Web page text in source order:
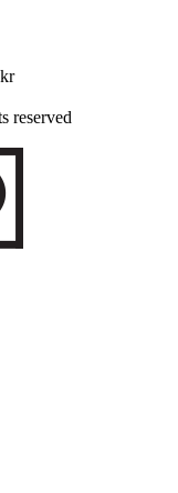
reserved